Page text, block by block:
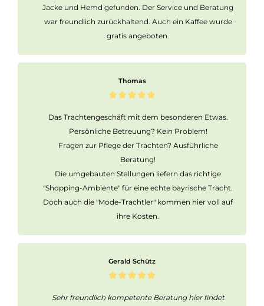
Jacke und Hemd gefunden. Der Service und Beratung
war freundlich zurückhaltend. Auch ein Kaffee wurde
gratis angeboten.
Thomas
Das Trachtengeschäft mit dem besonderen Etwas.
Persönliche Betreuung? Kein Problem!
Fragen zur Pflege der Trachten? Ausführliche
Beratung!
Die umgebauten Stallungen liefern das richtige
"Shopping-Ambiente" für eine echte bayrische Tracht.
Doch auch die "Mode-Trachtler" kommen hier voll auf
ihre Kosten.
Gerald Schütz
Sehr freundlich kompetente Beratung hier findet